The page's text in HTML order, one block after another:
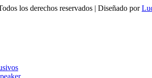
los derechos reservados | Diseñado por